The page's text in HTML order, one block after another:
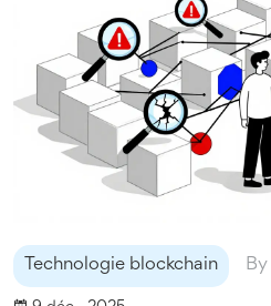
Technologie blockchain By